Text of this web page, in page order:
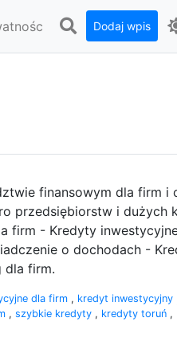
Dodaj wpis
finansowym dla firm i
przedsiębiorstw i dużych
firm - Kredyty
o dochodach -
dla firm.
dla firm , kredyt inwestycyjny
, szybkie kredyty , kredyty toruń ,